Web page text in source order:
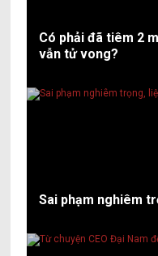
Có phải đã tiêm 2
vẫn tử vong?
Sai phạm nghiêm